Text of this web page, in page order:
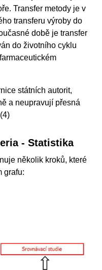
Transfer metody je v
transferu výroby do
době je transfer
do životního cyklu
státních autorit,
a neupravují přesná
- Statistika
několik kroků, které
grafu: